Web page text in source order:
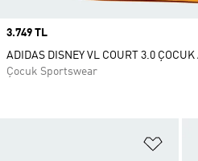
Price
3.749 TL
ADIDAS DISNEY VL COURT 3.0 ÇOCUK
Çocuk Sportswear